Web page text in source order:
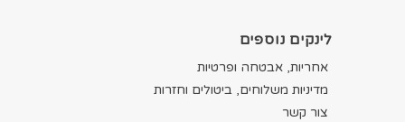
לינקים נוספים
אחריות, אבטחה ופרטיות
מדיניות משלוחים, ביטולים וחזרות
צור קשר